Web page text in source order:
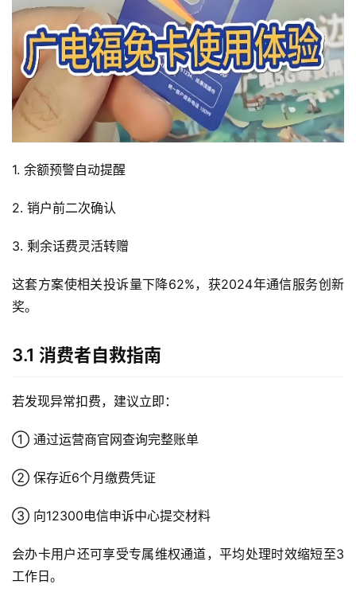
首
页
流
量
卡
宽
身
W
F
i
快
讯
更
多
页
面
1. 余额预警自动提醒
2. 销户前二次确认
3. 剩余话费灵活转赠
这套方案使相关投诉量下降62%，获2024年通信服务创新
奖。
3.1 消费者自救指南
若发现异常扣费，建议立即：
① 通过运营商官网查询完整账单
② 保存近6个月缴费凭证
③ 向12300电信申诉中心提交材料
会办卡用户还可享受专属维权通道，平均处理时效缩短至3
工作日。